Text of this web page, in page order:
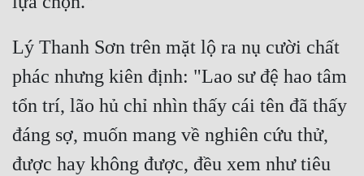
Lý Thanh Sơn trên mặt lộ ra nụ cười chất
phác nhưng kiên định: "Lao sư đệ hao tâm
tổn trí, lão hủ chỉ nhìn thấy cái tên đã thấy
đáng sợ, muốn mang về nghiên cứu thử,
được hay không được, đều xem như tiêu